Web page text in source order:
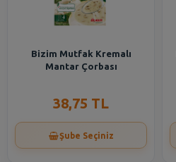
Bizim Mutfak Kremalı
Mantar Çorbası
38,75 TL
Şube Seçiniz